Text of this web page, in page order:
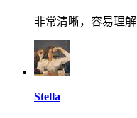
非常清晰，容易理解
Stella